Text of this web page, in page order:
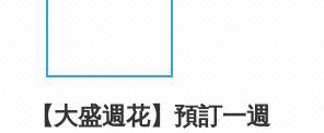
【大盛週花】預訂一週